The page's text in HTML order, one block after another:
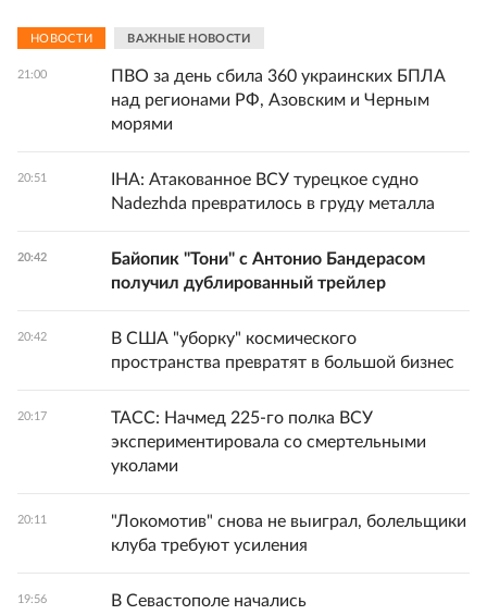
НОВОСТИ ВАЖНЫЕ НОВОСТИ
21:00
ПВО за день сбила 360 украинских БПЛА
над регионами РФ, Азовским и Черным
морями
20:51
IHA: Атакованное ВСУ турецкое судно
Nadezhda превратилось в груду металла
20:42
Байопик "Тони" с Антонио Бандерасом
получил дублированный трейлер
20:42
В США "уборку" космического
пространства превратят в большой бизнес
20:17
ТАСС: Начмед 225-го полка ВСУ
экспериментировала со смертельными
уколами
20:11
"Локомотив" снова не выиграл, болельщики
клуба требуют усиления
19:56
В Севастополе начались